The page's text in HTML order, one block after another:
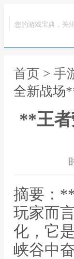
您的游戏宝典，关
首页 > 手
全新战场
**王者
摘要：
玩家而
化，它
峡谷中